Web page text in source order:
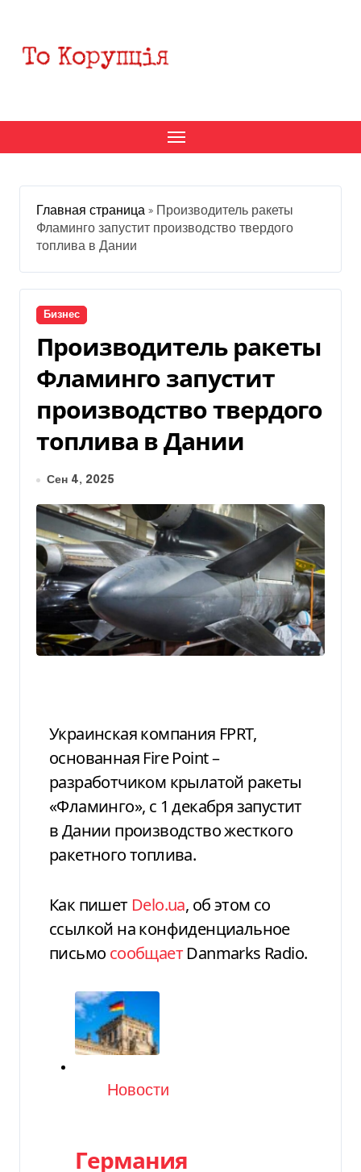
содержанию
Главная страница » Производитель ракеты
Фламинго запустит производство твердого
топлива в Дании
Бизнес
Производитель ракеты
Фламинго запустит
производство твердого
топлива в Дании
Сен 4, 2025
Украинская компания FPRT,
основанная Fire Point –
разработчиком крылатой ракеты
«Фламинго», с 1 декабря запустит
в Дании производство жесткого
ракетного топлива.
Как пишет Delo.ua, об этом со
ссылкой на конфиденциальное
письмо сообщает Danmarks Radio.
Категория
Новости
Германия